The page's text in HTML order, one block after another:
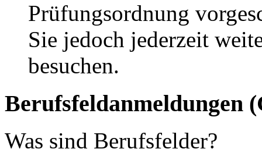
Prüfungsordnung
Sie jedoch jederzeit
besuchen.
Berufsfeldanmeldungen
Was sind Berufsfelder?